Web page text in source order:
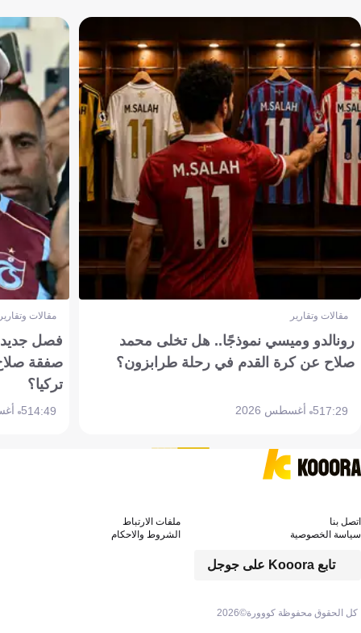
مقالات وتقارير
رونالدو وميسي نموذجًا.. هل تخلى محمد
صلاح عن كرة القدم في رحلة طرابزون؟
17:295 أغسطس 2026
مقالات
فصل جديد
صفقة
تركيا؟
14:495 أغسطس 2026
كل الحقوق محفوظة كووورة©2026
تابع Kooora على جوجل
اتصل بنا
ملفات الارتباط
سياسة الخصوصية
الشروط والاحكام